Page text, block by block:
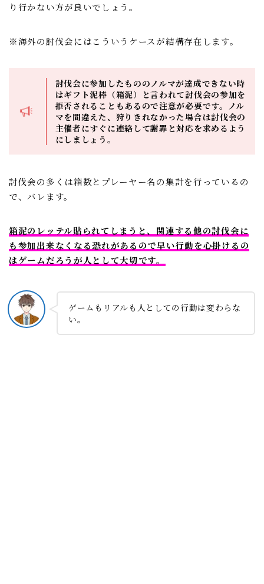
り行かない方が良いでしょう。
※海外の討伐会にはこういうケースが結構存在します。
討伐会に参加したもののノルマが達成できない時
はギフト泥棒（箱泥）と言われて討伐会の参加を
拒否されることもあるので注意が必要です。ノル
マを間違えた、狩りきれなかった場合は討伐会の
主催者にすぐに連絡して謝罪と対応を求めるよう
にしましょう。
討伐会の多くは箱数とプレーヤー名の集計を行っているの
で、バレます。
箱泥のレッテル貼られてしまうと、関連する他の討伐会に
も参加出来なくなる恐れがあるので早い行動を心掛けるの
はゲームだろうが人として大切です。
ゲームもリアルも人としての行動は変わらな
い。